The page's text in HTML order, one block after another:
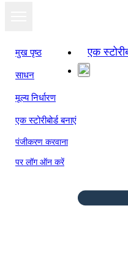
मुख पृष्ठ
साधन
मूल्य निर्धारण
एक स्टोरीबोर्ड बनाएं
पंजीकरण करवाना
पर लॉग ऑन करें
एक